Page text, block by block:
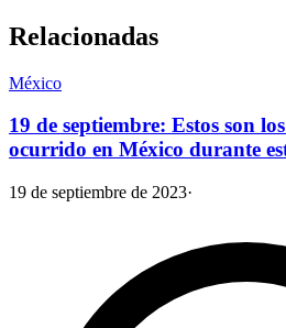
Relacionadas
México
19 de septiembre: Estos son
ocurrido en México durante
19 de septiembre de 2023·